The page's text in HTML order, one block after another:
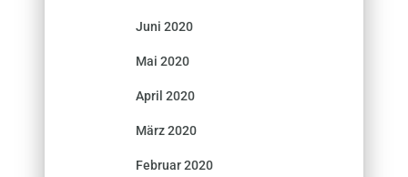
Juni 2020
Mai 2020
April 2020
März 2020
Februar 2020